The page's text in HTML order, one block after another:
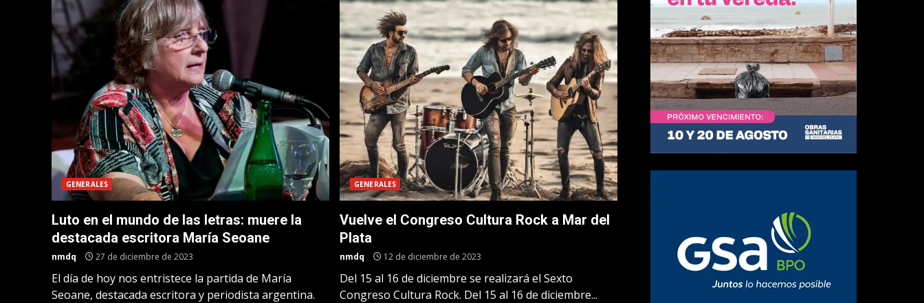
GENERALES
Luto en el mundo de las letras: muere la
destacada escritora María Seoane
nmdq 27 de diciembre de 2023
El día de hoy nos entristece la partida de María
Seoane, destacada escritora y periodista argentina.
GENERALES
Vuelve el Congreso Cultura Rock a Mar del
Plata
nmdq 12 de diciembre de 2023
Del 15 al 16 de diciembre se realizará el Sexto
Congreso Cultura Rock. Del 15 al 16 de diciembre...